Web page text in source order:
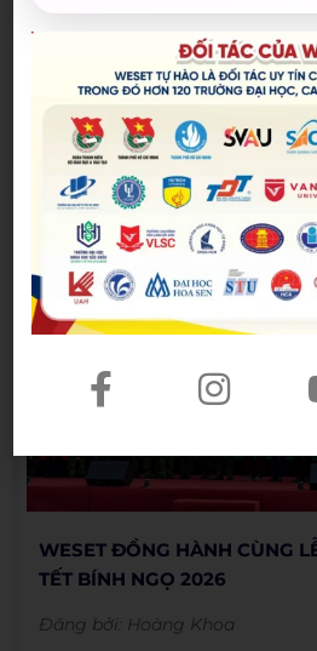
Trong Chiến dịch Xuân Tình
WESET đồng hành cùng
viên Việt Nam TP.HCM và hơn
giá trị cộng đồng thông qua
WESET đóng góp 1.500 áo
bổng tiếng Anh cho trẻ em
học bổng ngoại ngữ cho các
tiếp sức cho thế hệ trẻ, kết nối
mở rộng cơ hội hội nhập.
22/01/2026
WESET ĐỒNG HÀNH CÙNG
TẾT BÍNH NGỌ 2026
Đăng bởi: Hoàng Khoa